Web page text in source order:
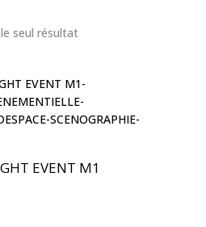
seul résultat
EVENT M1